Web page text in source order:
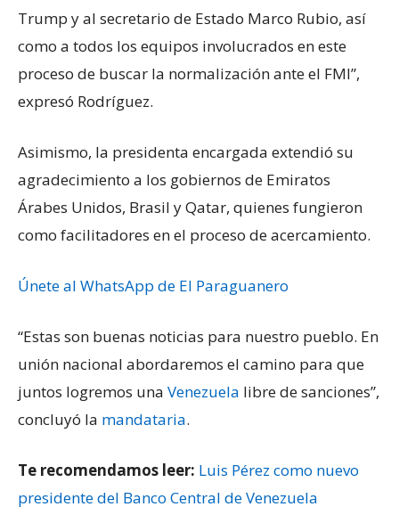
Trump y al secretario de Estado Marco Rubio, así
como a todos los equipos involucrados en este
proceso de buscar la normalización ante el FMI”,
expresó Rodríguez.
Asimismo, la presidenta encargada extendió su
agradecimiento a los gobiernos de Emiratos
Árabes Unidos, Brasil y Qatar, quienes fungieron
como facilitadores en el proceso de acercamiento.
Únete al WhatsApp de El Paraguanero
“Estas son buenas noticias para nuestro pueblo. En
unión nacional abordaremos el camino para que
juntos logremos una Venezuela libre de sanciones”,
concluyó la mandataria.
Te recomendamos leer: Luis Pérez como nuevo
presidente del Banco Central de Venezuela